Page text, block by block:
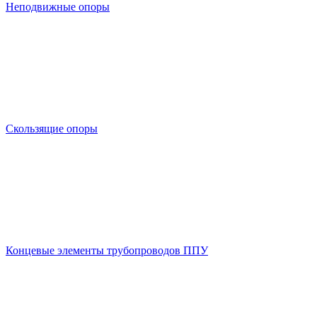
Неподвижные опоры
Скользящие опоры
Концевые элементы трубопроводов ППУ